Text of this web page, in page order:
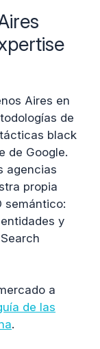
Aires en
de
black
de Google.
agencias
propia
semántico:
y
a
de las
.